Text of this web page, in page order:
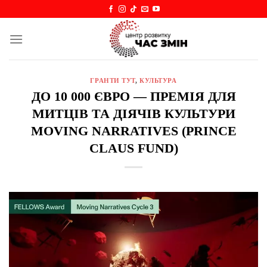
content
ГРАНТИ ТУТ,КУЛЬТУРА
ДО 10 000 ЄВРО — ПРЕМІЯ ДЛЯ
МИТЦІВ ТА ДІЯЧІВ КУЛЬТУРИ
MOVING NARRATIVES (PRINCE
CLAUS FUND)